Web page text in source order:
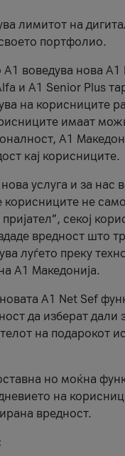
лимитот на
портфолио.
воведува нова
и A1 Senior Plus
на корисниците
имаат
А1
кај корисниците.
услуга и за
корисниците не
секој
вредност што
луѓето преку
А1 Македонија.
А1 Net Sef
да изберат дали
на подарокот
но моќна
на
вредност.